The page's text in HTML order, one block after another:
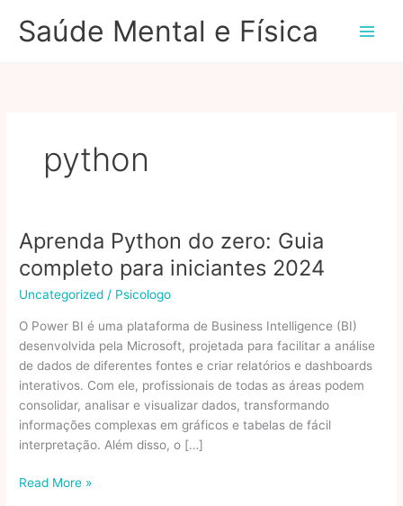
paraSaúde Mental e Física
python
Aprenda Python do zero: Guia
completo para iniciantes 2024
Uncategorized / Psicologo
O Power BI é uma plataforma de Business Intelligence (BI)
desenvolvida pela Microsoft, projetada para facilitar a análise
de dados de diferentes fontes e criar relatórios e dashboards
interativos. Com ele, profissionais de todas as áreas podem
consolidar, analisar e visualizar dados, transformando
informações complexas em gráficos e tabelas de fácil
interpretação. Além disso, o […]
Aprenda
Read More »